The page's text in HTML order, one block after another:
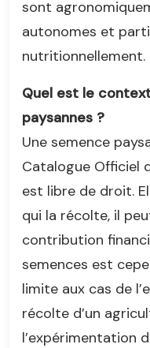
sont
autonomes et
nutritionnellement.
Quel est le
paysannes ?
Une semence
Catalogue Officiel
est libre de droit.
qui la récolte, il
contribution
semences est
limite aux cas de
récolte d’un
l’expérimentation